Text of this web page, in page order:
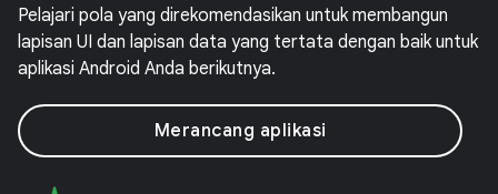
Pelajari pola yang direkomendasikan untuk membangun
lapisan UI dan lapisan data yang tertata dengan baik untuk
aplikasi Android Anda berikutnya.
Merancang aplikasi